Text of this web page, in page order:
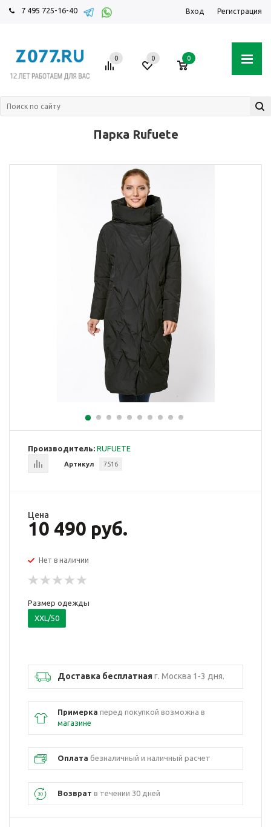
7 495 725-16-40 Вход Регистрация
0 0 0
Парка Rufuete
Производитель: RUFUETE
Артикул 7516
Цена
10 490 руб.
Нет в наличии
Размер одежды
XXL/50
Доставка бесплатнаяг. Москва 1-3 дня.
Примерка перед покупкой возможна в
магазине
Оплата безналичный и наличный расчет
Возврат в течении 30 дней